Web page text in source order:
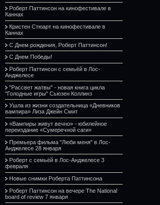
Роберт Паттинсон на кинофестивале в
Каннах
Кристен Стюарт на кинофестивале в
Каннах
С Днем рождения, Роберт Паттинсон!
С Днем Победы!
Роберт Паттинсон с семьёй в Лос-
Анджелесе
"Рассвет жатвы" - новая книга цикла
"Голодные игры" Сьюзен Коллинз
Ушла из жизни создательница «Дневников
вампира» Лиза Джейн Смит
«Вампиры живут вечно» - юбилейное
переиздание «Сумеречной саги»
Премьера фильма "Люби меня" в Лос-
Анджелесе 28 января
Роберт с семьёй в Лос-Анджелесе 3
февраля
Новые снимки Роберта Паттинсона
Роберт Паттинсон на вечере The National
board of review 7 января